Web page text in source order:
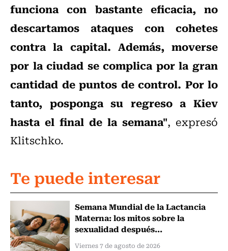
funciona con bastante eficacia, no
descartamos ataques con cohetes
contra la capital. Además, moverse
por la ciudad se complica por la gran
cantidad de puntos de control. Por lo
tanto, posponga su regreso a Kiev
hasta el final de la semana", expresó
Klitschko.
Te puede interesar
Semana Mundial de la Lactancia
Materna: los mitos sobre la
sexualidad después...
Viernes 7 de agosto de 2026